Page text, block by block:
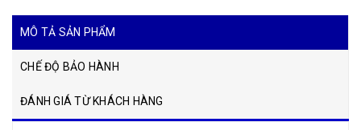
MÔ TẢ SẢN PHẨM
CHẾ ĐỘ BẢO HÀNH
ĐÁNH GIÁ TỪ KHÁCH HÀNG